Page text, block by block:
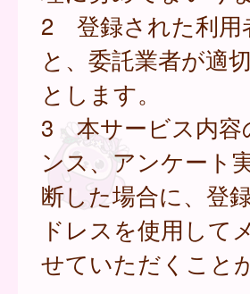
2 登録された利用
と、委託業者が適
とします。
3 本サービス内容
ンス、アンケート
断した場合に、登
ドレスを使用して
せていただくこと